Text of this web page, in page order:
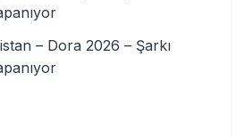
– Dora 2026 – Şarkı